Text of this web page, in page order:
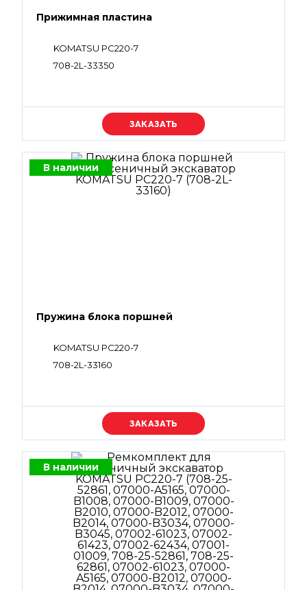
Прижимная пластина
KOMATSU PC220-7
708-2L-33350
Уточняйте цену
В наличии
Пружина блока поршней
KOMATSU PC220-7
708-2L-33160
Уточняйте цену
В наличии